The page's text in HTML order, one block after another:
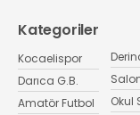
Kategoriler
Kocaelispor
Darıca G.B.
Amatör Futbol
Okul